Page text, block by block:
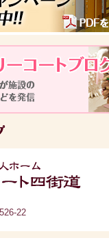
22